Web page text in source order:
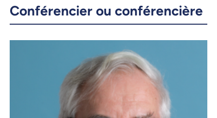
Conférencier ou conférencière